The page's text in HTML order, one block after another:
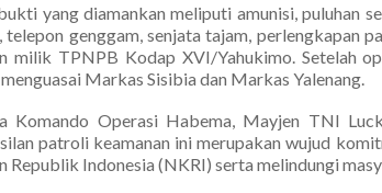
yang diamankan meliputi amunisi, puluhan
telepon genggam, senjata tajam, perlengkapan
milik TPNPB Kodap XVI/Yahukimo. Setelah
Markas Sisibia dan Markas Yalenang.
Komando Operasi Habema, Mayjen TNI
patroli keamanan ini merupakan wujud
Republik Indonesia (NKRI) serta melindungi